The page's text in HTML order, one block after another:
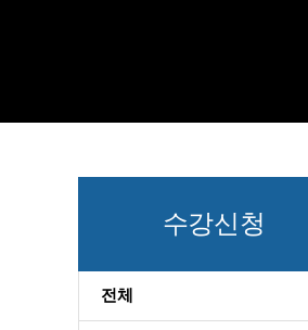
수강신청
전체